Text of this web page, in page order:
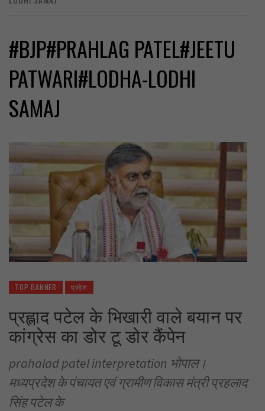
#BJP#PRAHLAG PATEL#JEETU
PATWARI#LODHA-LODHI
SAMAJ
TOP BANNER प्रदेश
प्रह्लाद पटेल के भिखारी वाले बयान पर
कांग्रेस का डोर टू डोर कैंपेन
prahalad patel interpretation भोपाल।
मध्यप्रदेश के पंचायत एवं ग्रामीण विकास मंत्री प्रहलाद
सिंह पटेल के